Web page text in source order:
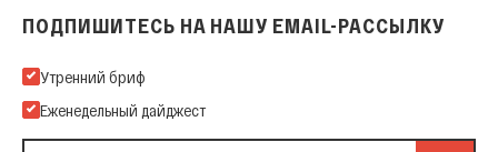
ПОДПИШИТЕСЬ НА НАШУ EMAIL-РАССЫЛКУ
Подпишитесь на нашу Email-рассылку
Утренний бриф
Еженедельный дайджест